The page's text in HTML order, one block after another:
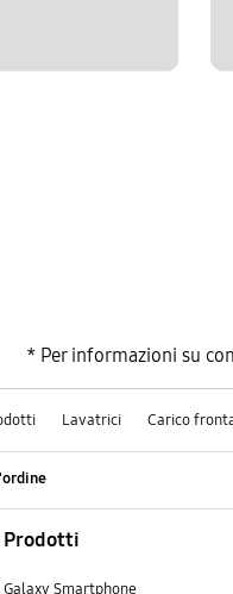
* Per informazioni su
Lavatrici Carico
Prodotti
Galaxy Smartphone